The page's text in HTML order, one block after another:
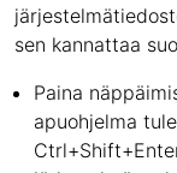
sen kannattaa
Paina
apuohjelma